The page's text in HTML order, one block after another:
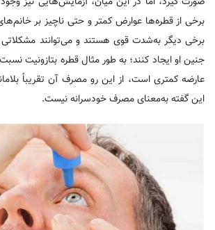
برخی از قطره‌ها عوارض کمتر و حتی ناچیز بر خانم‌های
برخی دیگر به‌شدت قوی هستند و می‌توانند مشکلاتی
جنین او ایجاد کنند؛ به طور مثال قطره بتازونیت
عارضه کمتری است، از این رو مصرف آن تقریباً
این گفته به‌معنای مصرف خودسرانه نیست.